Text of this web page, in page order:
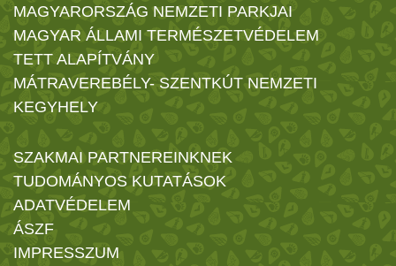
MAGYARORSZÁG NEMZETI PARKJAI
MAGYAR ÁLLAMI TERMÉSZETVÉDELEM
TETT ALAPÍTVÁNY
MÁTRAVEREBÉLY- SZENTKÚT NEMZETI
KEGYHELY
SZAKMAI PARTNEREINKNEK
TUDOMÁNYOS KUTATÁSOK
ADATVÉDELEM
ÁSZF
IMPRESSZUM